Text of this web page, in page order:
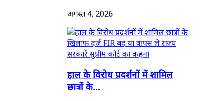
अगस्त 4, 2026
हाल के विरोध प्रदर्शनों में शामिल
छात्रों के...